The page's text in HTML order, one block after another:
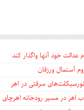
خود آنها واگذار کند
آستمال ورزقان
اهر در مسیر رودخانه اهرچای